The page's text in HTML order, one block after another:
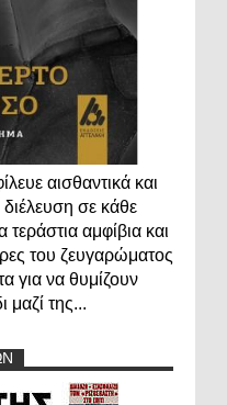
αισθαντικά και
σε κάθε
τεράστια αμφίβια και
του ζευγαρώματος
για να θυμίζουν
μαζί της...